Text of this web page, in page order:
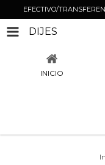
EFECTIVO/
DIJES
INICIO